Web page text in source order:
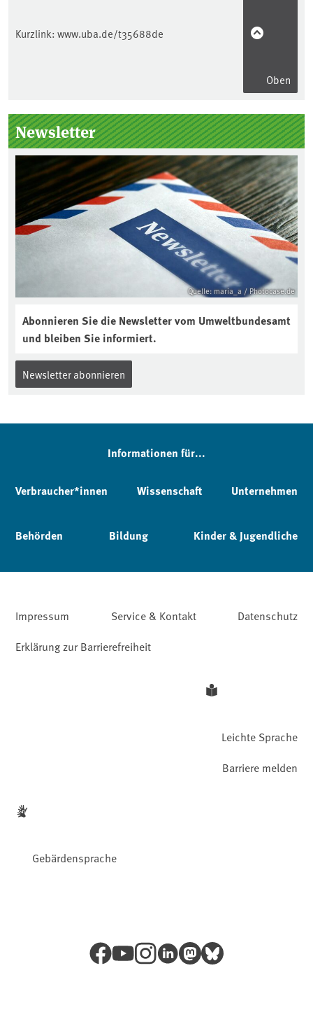
Kurzlink: www.uba.de/t35688de
Oben
Seitenleiste
Newsletter
Quelle: maria_a / Photocase.de
Abonnieren Sie die Newsletter vom Umweltbundesamt
und bleiben Sie informiert.
Newsletter abonnieren
Informationen für...
Verbraucher*innen Wissenschaft Unternehmen
Behörden Bildung Kinder & Jugendliche
Impressum Service & Kontakt
Datenschutz
Erklärung zur Barrierefreiheit
Leichte Sprache
Gebärdensprache
Barriere melden